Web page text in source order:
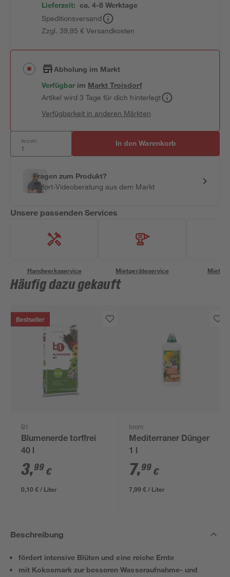
Lieferzeit: ca. 4-8 Werktage
Speditionsversand
Zzgl. 39,95 € Versandkosten
Abholung im Markt
Verfügbar im MarktTroisdorf
Artikel wird 3 Tage für dich hinterlegt
Verfügbarkeit in anderen Märkten
Anzahl: In den Warenkorb
Fragen zum Produkt?
Sofort-Videoberatung aus dem Markt
Unsere passenden Services
Handwerksservice Mietgeräteservice
Häufig dazu gekauft
Bestseller
B1
Blumenerde torffrei
40 l
3,99 €
0,10 € / Liter
toom
Mediterraner Dünger
1 l
7,99 €
7,99 € / Liter
Beschreibung
fördert intensive Blüten und eine reiche Ernte
mit Kokosmark zur besseren Wasseraufnahme- und